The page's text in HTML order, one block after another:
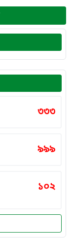
৩৩৩
৯৯৯
১০২